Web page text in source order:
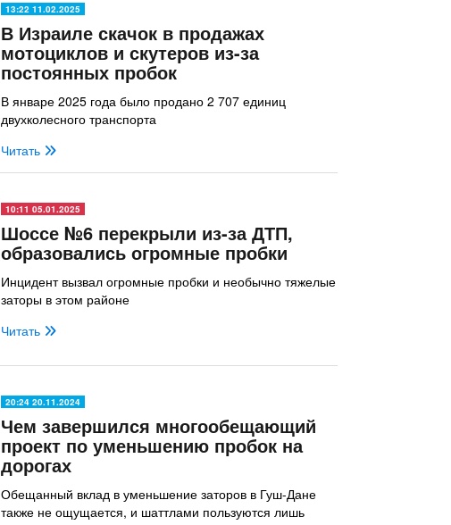
13:22 11.02.2025
В Израиле скачок в продажах
мотоциклов и скутеров из-за
постоянных пробок
В январе 2025 года было продано 2 707 единиц
двухколесного транспорта
Читать
10:11 05.01.2025
Шоссе №6 перекрыли из-за ДТП,
образовались огромные пробки
Инцидент вызвал огромные пробки и необычно тяжелые
заторы в этом районе
Читать
20:24 20.11.2024
Чем завершился многообещающий
проект по уменьшению пробок на
дорогах
Обещанный вклад в уменьшение заторов в Гуш-Дане
также не ощущается, и шаттлами пользуются лишь